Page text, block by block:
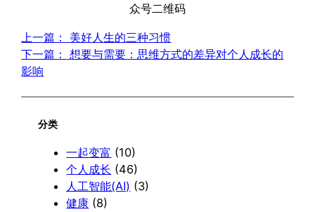
众号二维码
上一篇：
美好人生的三种习惯
下一篇：
想要与需要：思维方式的差异对个人成长的
影响
分类
一起变富 (10)
个人成长 (46)
人工智能(AI) (3)
健康 (8)